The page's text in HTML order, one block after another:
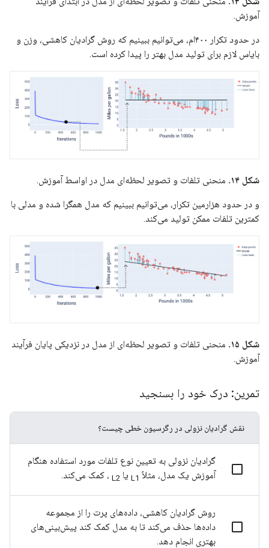
آموزش.
در حدود تکرار ۴۰۰ام، می‌توانیم ببینیم که روش گرادیان کاهشی، وزن و
بایاس لازم برای تولید مدل بهتر را پیدا کرده است.
شکل ۱۴. منحنی تلفات و تصویر لحظه‌ای مدل در اواسط آموزش.
و در حدود هزارمین تکرار، می‌توانیم ببینیم که مدل همگرا شده و مدلی با
کمترین تلفات ممکن تولید می‌کند.
شکل ۱۵.
منحنی تلفات و تصویر لحظه‌ای از مدل در نزدیکی پایان فرآیند
آموزش.
تمرین: درک خود را بسنجید
نقش گرادیان نزولی در رگرسیون خطی چیست؟
گرادیان نزولی به تعیین نوع تلفات مورد استفاده هنگام
آموزش یک مدل، مثلاً L1 یا L2 ، کمک می‌کند.
روش گرادیان کاهشی، داده‌های پرت را از مجموعه
داده‌ها حذف می‌کند تا به مدل کمک کند پیش‌بینی‌های
بهتری انجام دهد.